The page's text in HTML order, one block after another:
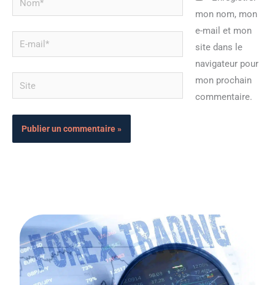
mail*
Site
mon nom, mon
e-mail et mon
site dans le
navigateur pour
mon prochain
commentaire.